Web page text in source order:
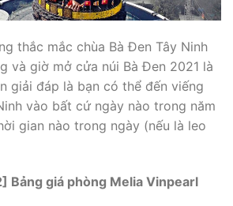
thắc mắc chùa Bà Đen Tây Ninh
và giờ mở cửa núi Bà Đen 2021 là
giải đáp là bạn có thể đến viếng
vào bất cứ ngày nào trong năm
gian nào trong ngày (nếu là leo
Bảng giá phòng Melia Vinpearl